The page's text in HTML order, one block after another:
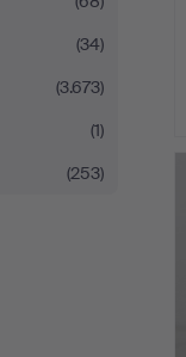
(34)
(3.673)
(1)
(253)